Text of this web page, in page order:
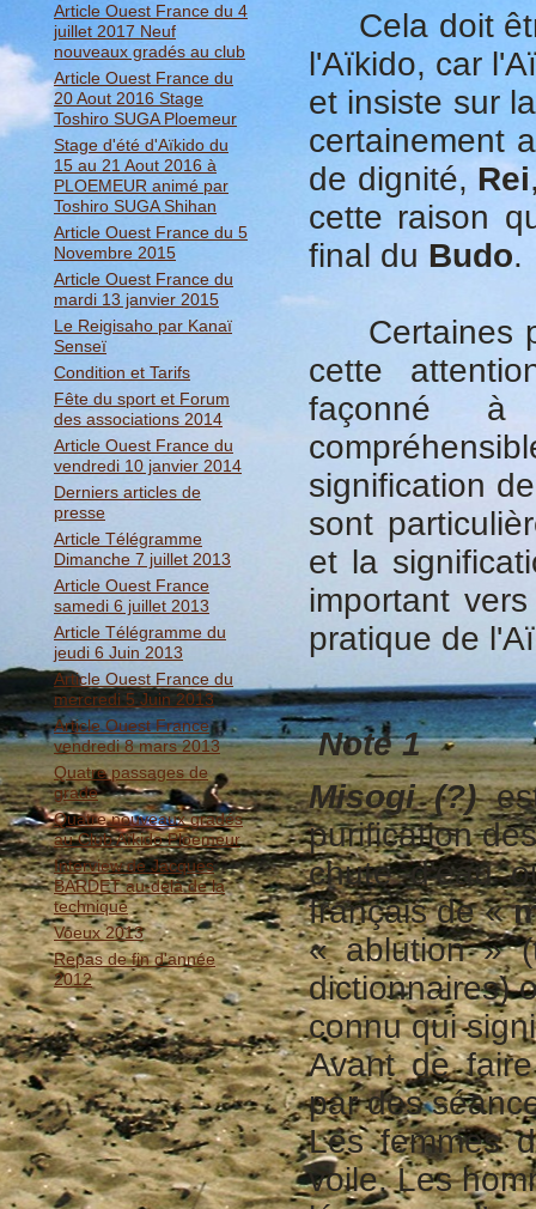
Article Ouest France du 4
juillet 2017 Neuf
nouveaux gradés au club
Article Ouest France du
20 Aout 2016 Stage
Toshiro SUGA Ploemeur
Stage d'été d'Aïkido du
15 au 21 Aout 2016 à
PLOEMEUR animé par
Toshiro SUGA Shihan
Article Ouest France du 5
Novembre 2015
Article Ouest France du
mardi 13 janvier 2015
Le Reigisaho par Kanaï
Senseï
Condition et Tarifs
Fête du sport et Forum
des associations 2014
Article Ouest France du
vendredi 10 janvier 2014
Derniers articles de
presse
Article Télégramme
Dimanche 7 juillet 2013
Article Ouest France
samedi 6 juillet 2013
Article Télégramme du
jeudi 6 Juin 2013
Article Ouest France du
mercredi 5 Juin 2013
Article Ouest France
vendredi 8 mars 2013
Quatre passages de
grade
Quatre nouveaux gradés
au Club Aïkido Ploemeur
Interview de Jacques
BARDET au-delà de la
technique
Voeux 2013
Repas de fin d'année
2012
Cela doit
l'Aïkido, car
et insiste sur
certainement
de dignité, Rei
cette raison
final du Budo.
Certaines
cette
façonné à
signification
sont
et la
important
pratique de
Note 1
Misogi (?)
purification
chute d'eau
français de «
« ablution »
dictionnaires)
connu qui
Avant de
par des
Les femmes
voile. Les